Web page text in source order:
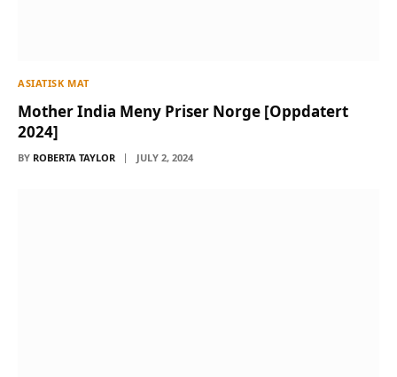
ASIATISK MAT
Mother India Meny Priser Norge [Oppdatert
2024]
BY ROBERTA TAYLOR JULY 2, 2024